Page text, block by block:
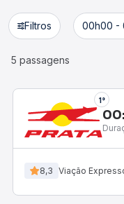
Filtros 00h00 -
5 passagens
1°
8,3 Viação